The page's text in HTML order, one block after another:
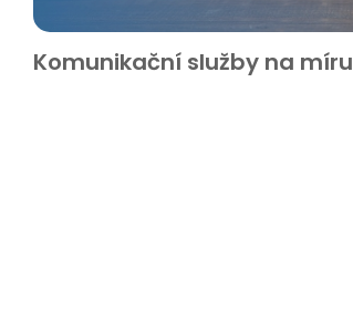
Komunikační služby na míru